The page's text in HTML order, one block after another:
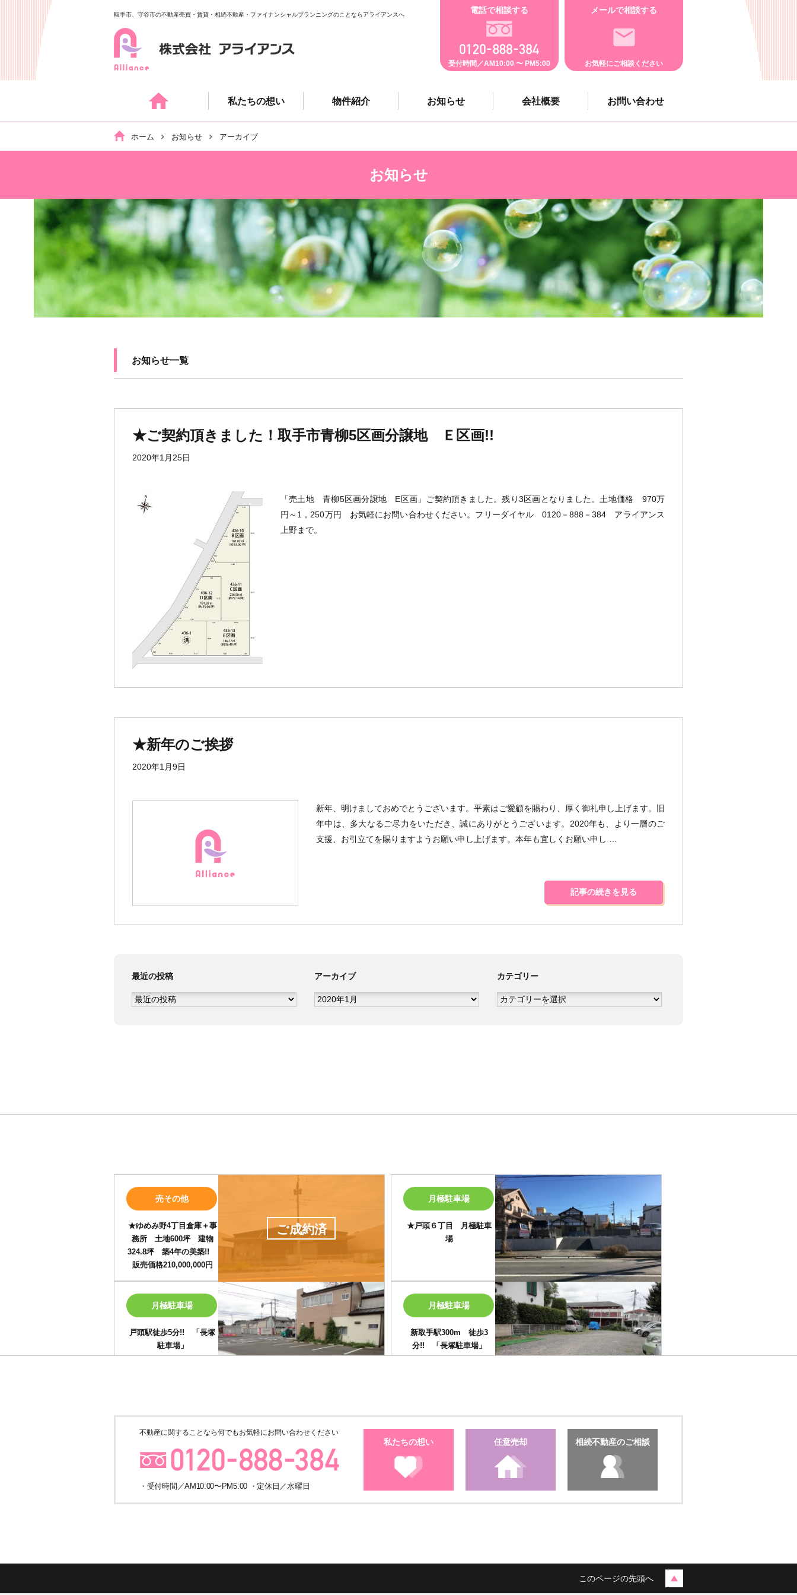
取手市、守谷市の不動産売買・賃貸・相続不動産・ファイナンシャルプランニングのことならアライアンスへ 電話で相談する
受付時間／AM10:00 〜 PM5:00
メールで相談する
お気軽にご相談ください
私たちの想い 物件紹介 お知らせ 会社概要 お問い合わせ
ホーム お知らせ アーカイブ
お知らせ
お知らせ一覧
★ご契約頂きました！取手市青柳5区画分譲地 Ｅ区画!!
2020年1月25日
「売土地 青柳5区画分譲地 E区画」ご契約頂きました。残り3区画となりました。土地価格 970万
円～1，250万円 お気軽にお問い合わせください。フリーダイヤル 0120－888－384 アライアンス
上野まで。
★新年のご挨拶
2020年1月9日
新年、明けましておめでとうございます。平素はご愛顧を賜わり、厚く御礼申し上げます。旧
年中は、多大なるご尽力をいただき、誠にありがとうございます。2020年も、より一層のご
支援、お引立てを賜りますようお願い申し上げます。本年も宜しくお願い申し …
記事の続きを見る
最近の投稿 アーカイブ
ア
ー
カ
カテゴリー
カ
テ
ゴ
売その他
★ゆめみ野4丁目倉庫＋事
務所 土地600坪 建物
324.8坪 築4年の美築!!
販売価格210,000,000円
ご成約済
月極駐車場
★戸頭６丁目 月極駐車
場
月極駐車場
戸頭駅徒歩5分!! 「長塚
駐車場」
月極駐車場
新取手駅300m 徒歩3
分!! 「長塚駐車場」
守谷市けやき台 ふれあ
い道路沿い 「染谷駐車
場」
★TX守谷駅 徒歩4分!!月
不動産に関することなら何でもお気軽にお問い合わせください
・受付時間／AM10:00〜PM5:00 ・定休日／水曜日
私たちの想い 任意売却 相続不動産のご相談
このページの先頭へ